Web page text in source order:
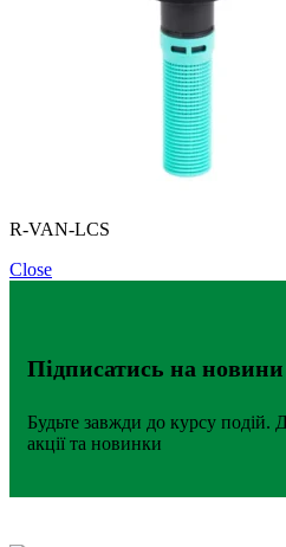
R-VAN-LCS
Close
Підписатись на новини
Будьте завжди до курсу подій.
акції та новинки